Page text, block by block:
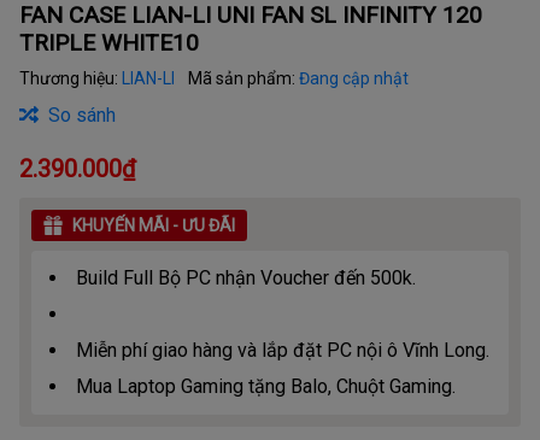
FAN CASE LIAN-LI UNI FAN SL INFINITY 120
TRIPLE WHITE10
Thương hiệu: LIAN-LI Mã sản phẩm: Đang cập nhật
So sánh
2.390.000₫
KHUYẾN MÃI - ƯU ĐÃI
Build Full Bộ PC nhận Voucher đến 500k.
Miễn phí giao hàng và lắp đặt PC nội ô Vĩnh Long.
Mua Laptop Gaming tặng Balo, Chuột Gaming.